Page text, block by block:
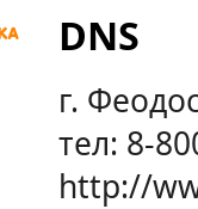
DNS
г.
тел: 8-
http://